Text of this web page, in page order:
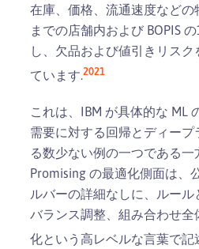
在庫、価格、流通速度など
までの店舗内および BOPIS
し、欠品および値引きリス
ています.2021
これは、IBM が具体的な ML
需要に対する回帰とディー
る数少ない例の一つである
Promising の最適化側面は、
ルバーの詳細なしに、ルー
バランス調整、組み合わせ
化という高レベルな言葉で記